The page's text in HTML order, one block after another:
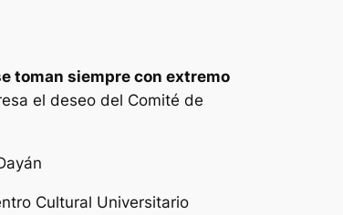
toman siempre con extremo
el deseo del Comité de
Cultural Universitario